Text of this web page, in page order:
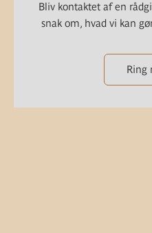
Bliv kontaktet af en
snak om, hvad vi kan
Ring